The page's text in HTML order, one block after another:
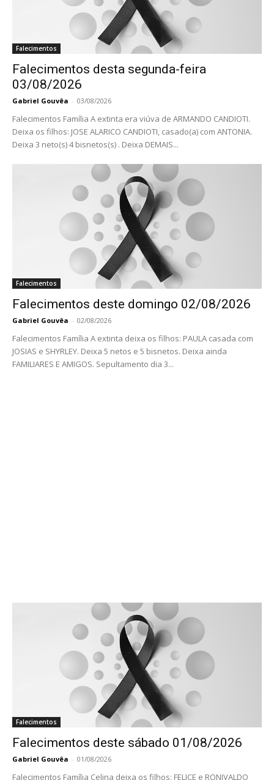
Falecimentos
Falecimentos desta segunda-feira
03/08/2026
Gabriel Gouvêa - 03/08/2026
Falecimentos Família A extinta era viúva de ARMANDO CANDIOTI.
Deixa os filhos: JOSE ALARICO CANDIOTI, casado(a) com ANTONIA.
Deixa 3 neto(s) 4 bisnetos(s) . Deixa DEMAIS...
Falecimentos
Falecimentos deste domingo 02/08/2026
Gabriel Gouvêa - 02/08/2026
Falecimentos Família A extinta deixa os filhos: PAULA casada com
JOSIAS e SHYRLEY. Deixa 5 netos e 5 bisnetos. Deixa ainda
FAMILIARES E AMIGOS. Sepultamento dia 3...
Falecimentos
Falecimentos deste sábado 01/08/2026
Gabriel Gouvêa - 01/08/2026
Falecimentos Família Celina deixa os filhos: FELICE e RONIVALDO